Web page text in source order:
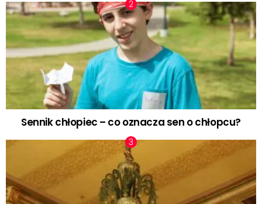
Sennik chłopiec – co oznacza sen o chłopcu?